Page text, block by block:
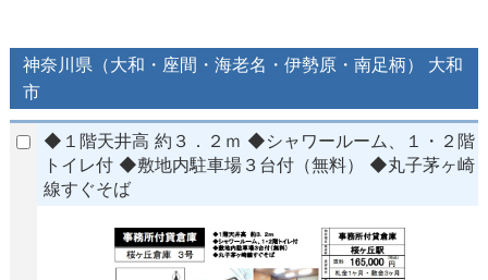
神奈川県（大和・座間・海老名・伊勢原・南足柄） 大和
市
◆１階天井高 約３．２ｍ ◆シャワールーム、１・２階
トイレ付 ◆敷地内駐車場３台付（無料） ◆丸子茅ヶ崎
線すぐそば